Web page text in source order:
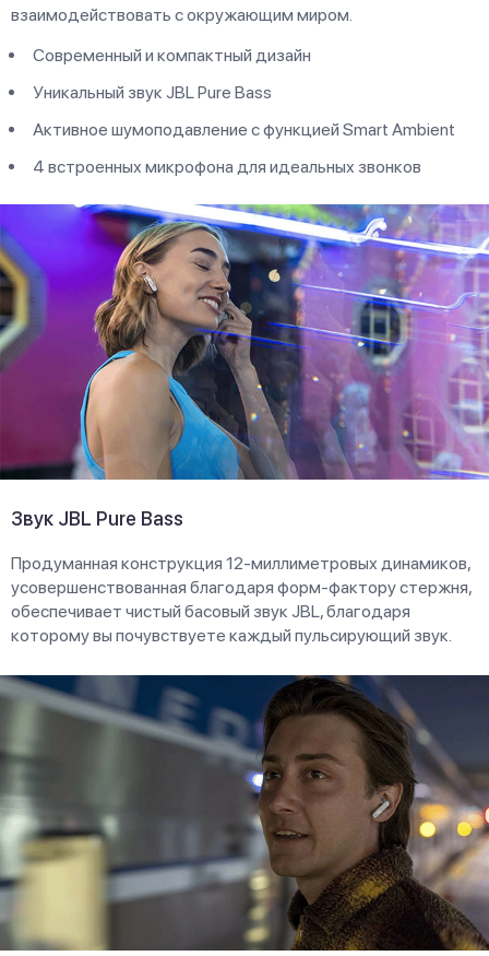
взаимодействовать с окружающим миром.
Современный и компактный дизайн
Уникальный звук JBL Pure Bass
Активное шумоподавление с функцией Smart Ambient
4 встроенных микрофона для идеальных звонков
Звук JBL Pure Bass
Продуманная конструкция 12-миллиметровых динамиков,
усовершенствованная благодаря форм-фактору стержня,
обеспечивает чистый басовый звук JBL, благодаря
которому вы почувствуете каждый пульсирующий звук.